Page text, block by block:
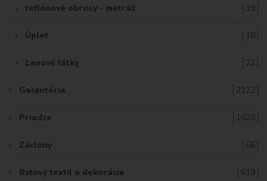
teflónové obrusy - metráž 19
Úplet 18
Ľanové látky 22
Galantéria 2122
Priadze 1029
Záclony 66
Bytový textil a dekorácie 519